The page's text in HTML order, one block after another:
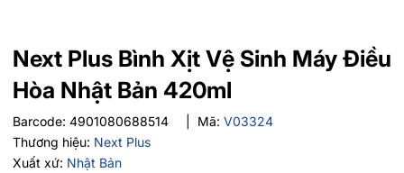
Next Plus Bình Xịt Vệ Sinh Máy Điều
Hòa Nhật Bản 420ml
Barcode: 4901080688514 Mã: V03324
Thương hiệu: Next Plus
Xuất xứ: Nhật Bản